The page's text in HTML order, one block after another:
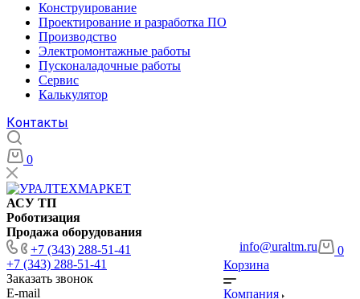
Конструирование
Проектирование и разработка ПО
Производство
Электромонтажные работы
Пусконаладочные работы
Сервис
Калькулятор
Контакты
0
АСУ ТП
Роботизация
Продажа оборудования
+7 (343) 288-51-41
+7 (343) 288-51-41
Заказать звонок
E-mail
info@uraltm.ru
0
Корзина
Компания